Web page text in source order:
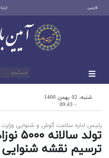
فارسی
شنبه، 02 بهمن 1400
- 09:43
رئیس اداره سلامت گوش و شنوایی
تولد
ترسیم نقشه